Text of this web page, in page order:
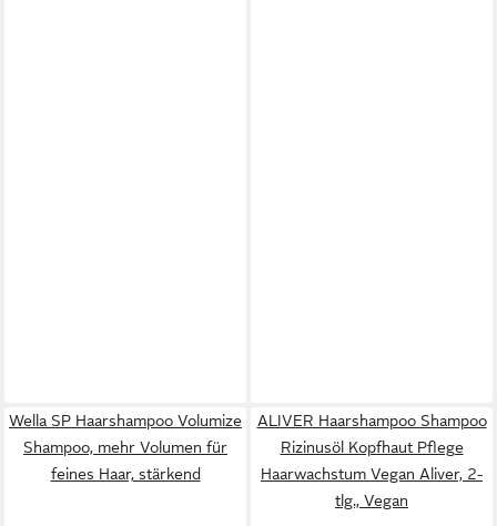
Wella SP Haarshampoo Volumize
Shampoo, mehr Volumen für
feines Haar, stärkend
ALIVER Haarshampoo Shampoo
Rizinusöl Kopfhaut Pflege
Haarwachstum Vegan Aliver, 2-
tlg., Vegan